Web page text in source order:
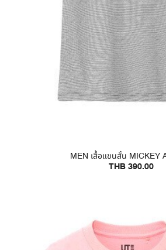
MEN เสื้อแขนสั้น MICKEY
THB 390.00